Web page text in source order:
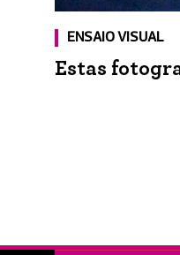
ENSAIO VISUAL
Estas